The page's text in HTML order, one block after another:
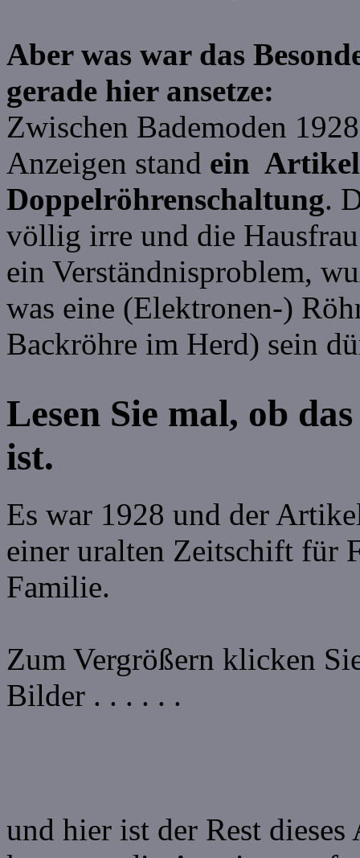
Aber was war das
gerade hier ansetze:
Zwischen Bademoden
Anzeigen stand ein Artikel
Doppelröhrenschaltung.
völlig irre und die
ein Verständnisproblem,
was eine (Elektronen-)
Backröhre im Herd) sein
Lesen Sie mal, ob
ist.
Es war 1928 und der
einer uralten Zeitschift für
Familie.
Zum Vergrößern klicken
Bilder . . . . . .
und hier ist der Rest